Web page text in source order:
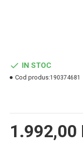
1.992,00
IN STOC
Cod produs:190374681